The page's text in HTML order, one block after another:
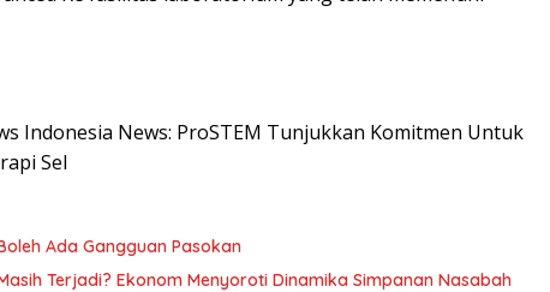
Indonesia News: ProSTEM Tunjukkan Komitmen Untuk
Sel
Ada Gangguan Pasokan
Terjadi? Ekonom Menyoroti Dinamika Simpanan Nasabah